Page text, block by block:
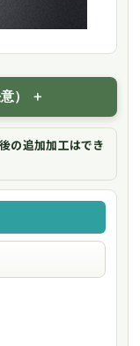
）
の追加加工はでき